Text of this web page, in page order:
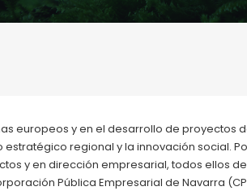
europeos y en el desarrollo de proyectos
regional y la innovación social.
y en dirección empresarial, todos ellos
Pública Empresarial de Navarra